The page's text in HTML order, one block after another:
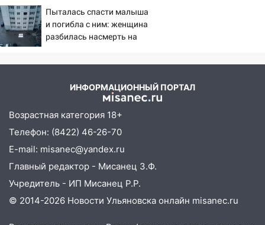
дипломатам
Пыталась спасти малыша
и погибла с ним: женщина
разбилась насмерть на
ИНФОРМАЦИОННЫЙ ПОРТАЛ
Возрастная категория 18+
Телефон: (8422) 46-26-70
E-mail: misanec@yandex.ru
Главный редактор - Мисанец З.Ф.
Учредитель - ИП Мисанец Р.Р.
© 2014-2026 Новости Ульяновска онлайн misanec.ru